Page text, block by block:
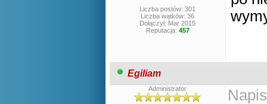
Liczba postów: 301
Liczba wątków: 36
Dołączył: Mar 2015
Reputacja: 457
Egiliam
Administrator